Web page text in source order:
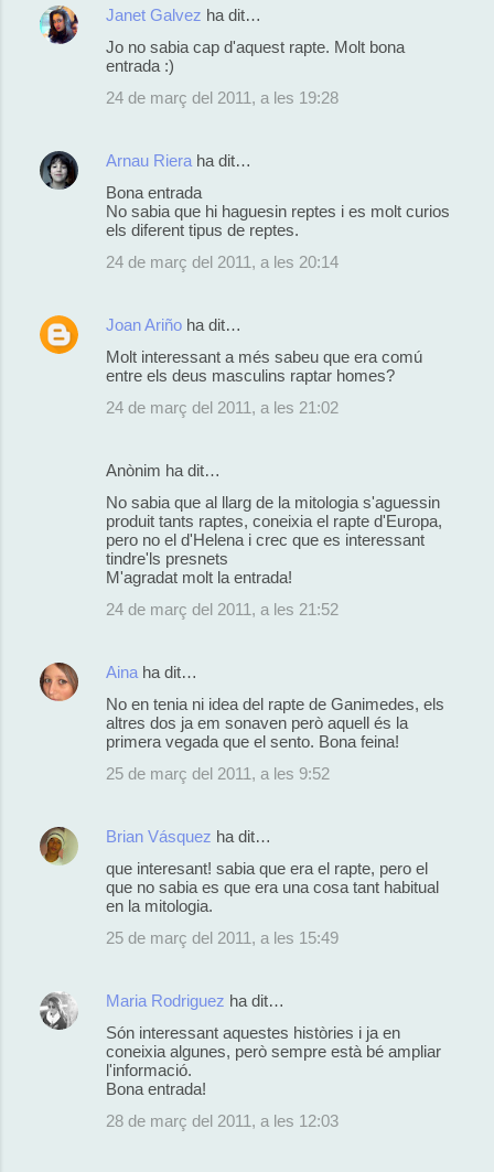
Janet Galvez ha dit…
Jo no sabia cap d'aquest rapte. Molt bona
entrada :)
24 de març del 2011, a les 19:28
Arnau Riera ha dit…
Bona entrada
No sabia que hi haguesin reptes i es molt curios
els diferent tipus de reptes.
24 de març del 2011, a les 20:14
Joan Ariño ha dit…
Molt interessant a més sabeu que era comú
entre els deus masculins raptar homes?
24 de març del 2011, a les 21:02
Anònim ha dit…
No sabia que al llarg de la mitologia s'aguessin
produit tants raptes, coneixia el rapte d'Europa,
pero no el d'Helena i crec que es interessant
tindre'ls presnets
M'agradat molt la entrada!
24 de març del 2011, a les 21:52
Aina ha dit…
No en tenia ni idea del rapte de Ganimedes, els
altres dos ja em sonaven però aquell és la
primera vegada que el sento. Bona feina!
25 de març del 2011, a les 9:52
Brian Vásquez ha dit…
que interesant! sabia que era el rapte, pero el
que no sabia es que era una cosa tant habitual
en la mitologia.
25 de març del 2011, a les 15:49
Maria Rodriguez ha dit…
Són interessant aquestes històries i ja en
coneixia algunes, però sempre està bé ampliar
l'informació.
Bona entrada!
28 de març del 2011, a les 12:03